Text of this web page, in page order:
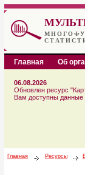
Главная Об
06.08.2026
Обновлен ресурс
Вам доступны данные
Главная Ресурсы